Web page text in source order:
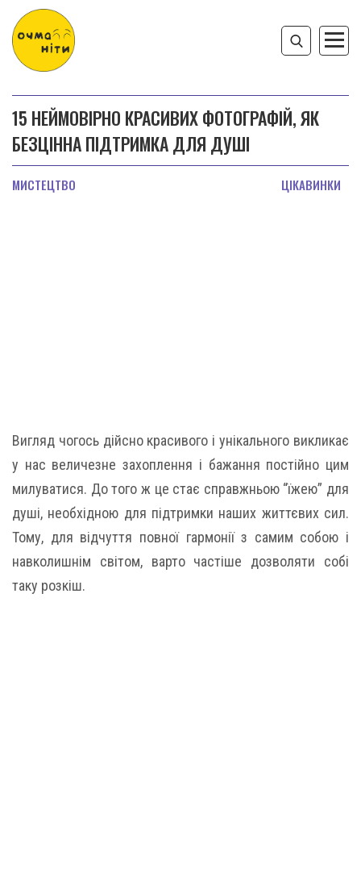
15 НЕЙМОВІРНО КРАСИВИХ ФОТОГРАФІЙ, ЯК
БЕЗЦІННА ПІДТРИМКА ДЛЯ ДУШІ
МИСТЕЦТВО ЦІКАВИНКИ
Вигляд чогось дійсно красивого і унікального викликає
у нас величезне захоплення і бажання постійно цим
милуватися. До того ж це стає справжньою “їжею” для
душі, необхідною для підтримки наших життєвих сил.
Тому, для відчуття повної гармонії з самим собою і
навколишнім світом, варто частіше дозволяти собі
таку розкіш.